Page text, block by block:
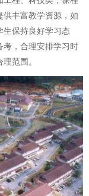
供丰富教学资源，如
生保持良好学习态
考，合理安排学习时
范围。